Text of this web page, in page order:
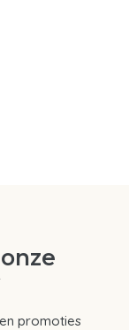
promoties